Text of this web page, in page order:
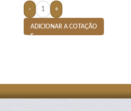
- +
ADICIONAR A COTAÇÃO